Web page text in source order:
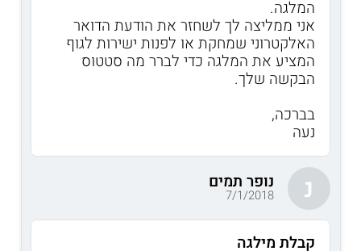
המלגה.
אני ממליצה לך לשחזר את הודעת הדואר
האלקטרוני שמחקת או לפנות ישירות לגוף
המציע את המלגה כדי לברר מה סטטוס
הבקשה שלך.
בברכה,
נעה
נ נופר תמים
7/1/2018
קבלת מילגה